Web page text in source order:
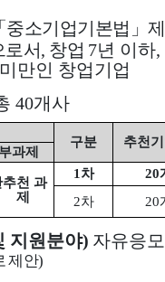
「 중소기업기본법 」제
서, 창업 7년 이하,
만인 창업기업
40개사
구분 추천
과제
추천 과
제
1 차 20
2차 20
지원분야) 자유응모
제안)